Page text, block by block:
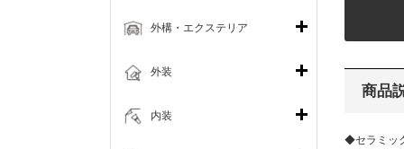
商品
◆セラミッ
外構・エクステリア
外装
内装